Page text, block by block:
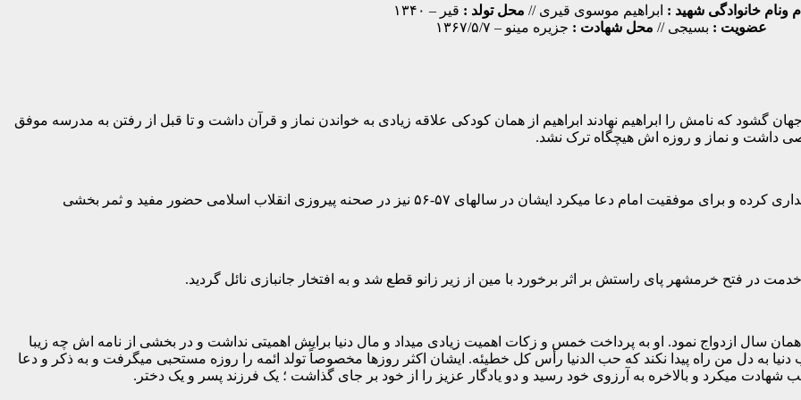
ونام خانوادگی شهید : ابراهیم موسوی قیری // محل تولد : قیر – ۱۳۴۰
عضویت : بسیجی // محل شهادت : جزیره مینو – ۱۳۶۷/۵/۷
دیده به جهان گشود که نامش را ابراهیم نهادند ابراهیم از همان کودکی علاقه زیادی به خواندن نماز و قرآن داشت و تا قبل از رفتن به مدرسه موفق
داشت و نماز و روزه اش هیچگاه ترک نشد.
ابراهیم از سال ۱۳۵۱ امام را میشناخت و عکس ایشان را در خانه نگهداری کرده و برای موفقیت امام دعا میکرد ایشان در سالهای ۵۷-۵۶ نیز در صحنه پیروزی انقلاب اسلامی حضور مفید و ثمر بخشی
و در همان سال ازدواج نمود. او به پرداخت خمس و زکات اهمیت زیادی میداد و مال دنیا برایش اهمیتی نداشت و در بخشی از نامه اش چه زیبا
دنیا به دل من راه پیدا نکند که حب الدنيا رأس كل خطيئه. ایشان اکثر روزها مخصوصاً تولد ائمه را روزه مستحبی میگرفت و به ذکر و دعا
میکرد و بالاخره به آرزوی خود رسید و دو یادگار عزیز را از خود بر جای گذاشت ؛ یک فرزند پسر و یک دختر.